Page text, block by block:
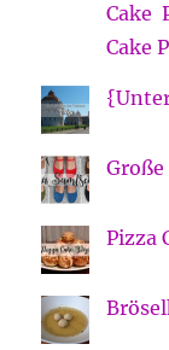
Cake
Cake
Pizza